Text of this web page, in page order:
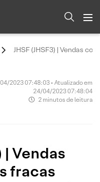
JHSF (JHSF3) | Vendas
2023 07:48:03 • Atualizado em
24/04/2023 07:48:04
2 minutos de leitura
| Vendas
fracas